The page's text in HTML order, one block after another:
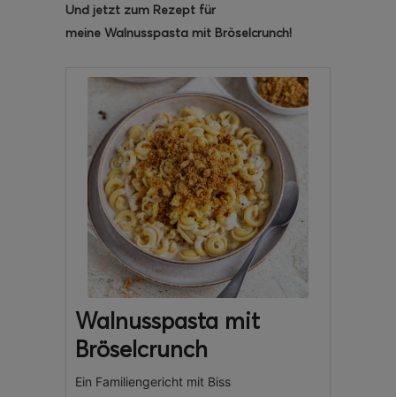
Und jetzt zum Rezept für
meine Walnusspasta mit Bröselcrunch!
Walnusspasta mit
Bröselcrunch
Ein Familiengericht mit Biss